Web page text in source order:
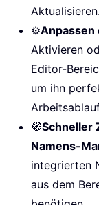
Aktualisieren.
⚙️Anpassen
Aktivieren
Editor-
um ihn
🧭Schneller
Namens-
integrierten
aus dem